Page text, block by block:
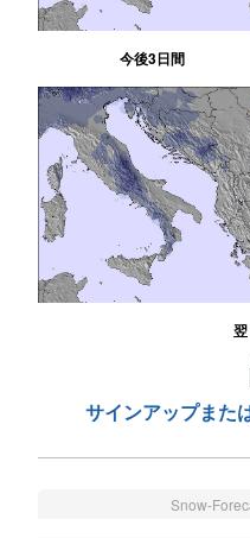
今後3日間
サインアップまた
Snow-